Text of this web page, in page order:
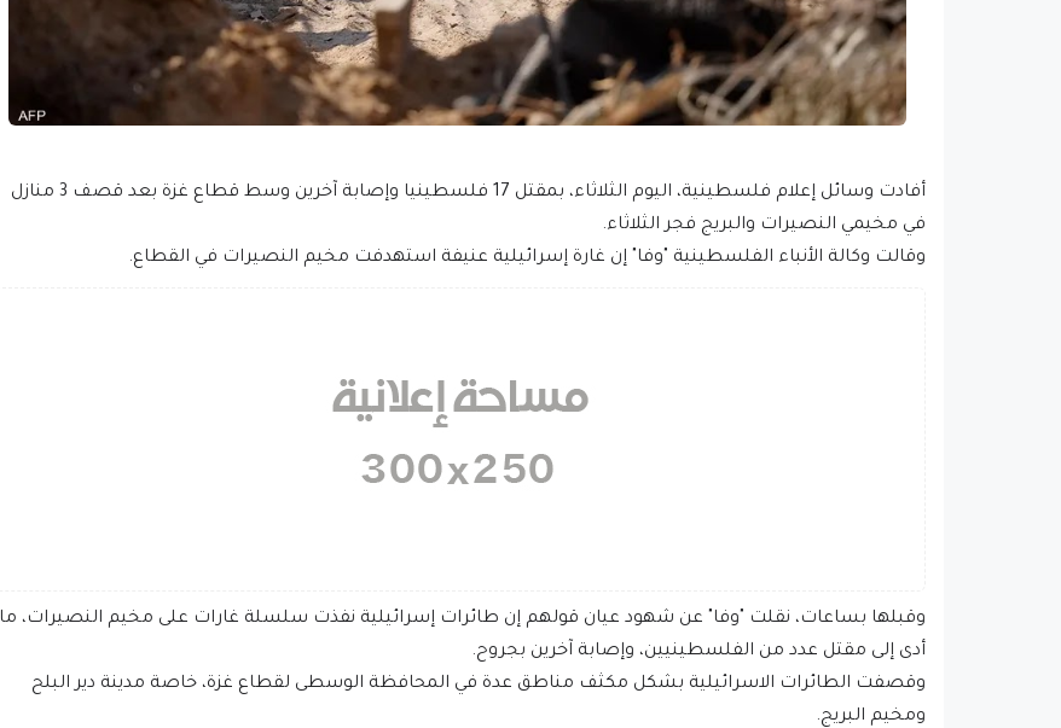
أفادت وسائل إعلام فلسطينية، اليوم الثلاثاء، بمقتل 17 فلسطينيا وإصابة آخرين وسط قطاع غزة بعد قصف 3 منازل
في مخيمي النصيرات والبريج فجر الثلاثاء.
وقالت وكالة الأنباء الفلسطينية "وفا" إن غارة إسرائيلية عنيفة استهدفت مخيم النصيرات في القطاع.
وقبلها بساعات، نقلت "وفا" عن شهود عيان قولهم إن طائرات إسرائيلية نفذت سلسلة غارات على مخيم النصيرات، ما
أدى إلى مقتل عدد من الفلسطينيين، وإصابة آخرين بجروح.
وقصفت الطائرات الاسرائيلية بشكل مكثف مناطق عدة في المحافظة الوسطى لقطاع غزة، خاصة مدينة دير البلح
ومخيم البريج.